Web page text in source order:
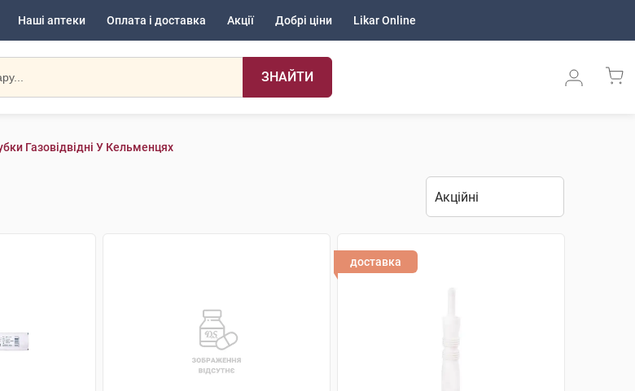
Наші аптеки Оплата і доставка Акції Добрі ціни Likar Online
ЗНАЙТИ
Газовідвідні У Кельменцях
доставка